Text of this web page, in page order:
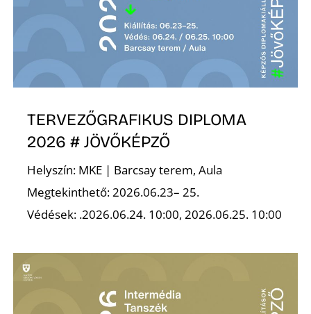
TERVEZŐGRAFIKUS DIPLOMA
2026 # JÖVŐKÉPZŐ
Helyszín: MKE | Barcsay terem, Aula
Megtekinthető: 2026.06.23– 25.
Védések: .2026.06.24. 10:00, 2026.06.25. 10:00